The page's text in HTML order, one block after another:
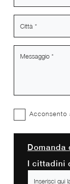
Acconsento
Domanda
I cittadini